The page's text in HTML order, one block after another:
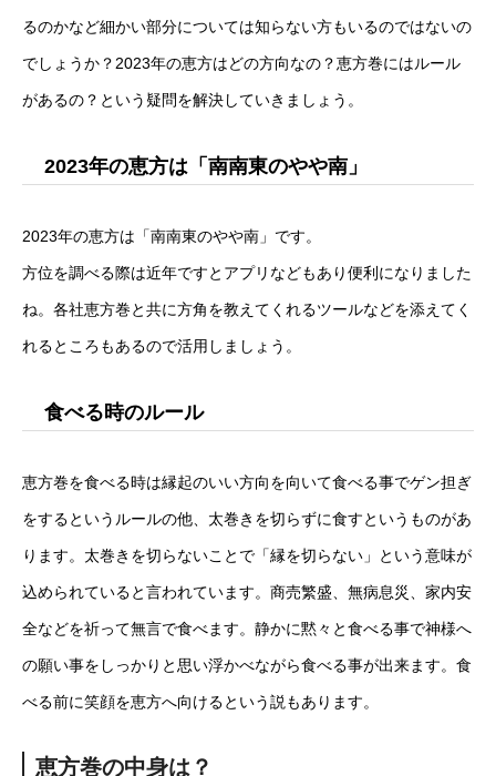
るのかなど細かい部分については知らない方もいるのではないの
でしょうか？2023年の恵方はどの方向なの？恵方巻にはルール
があるの？という疑問を解決していきましょう。
2023年の恵方は「南南東のやや南」
2023年の恵方は「南南東のやや南」です。
方位を調べる際は近年ですとアプリなどもあり便利になりました
ね。各社恵方巻と共に方角を教えてくれるツールなどを添えてく
れるところもあるので活用しましょう。
食べる時のルール
恵方巻を食べる時は縁起のいい方向を向いて食べる事でゲン担ぎ
をするというルールの他、太巻きを切らずに食すというものがあ
ります。太巻きを切らないことで「縁を切らない」という意味が
込められていると言われています。商売繁盛、無病息災、家内安
全などを祈って無言で食べます。静かに黙々と食べる事で神様へ
の願い事をしっかりと思い浮かべながら食べる事が出来ます。食
べる前に笑顔を恵方へ向けるという説もあります。
恵方巻の中身は？